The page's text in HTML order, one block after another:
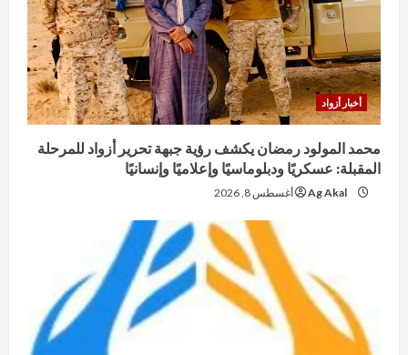
أخبار أزواد
محمد المولود رمضان يكشف رؤية جبهة تحرير أزواد للمرحلة
المقبلة: عسكريًا ودبلوماسيًا وإعلاميًا وإنسانيًا
Ag Akal أغسطس 8, 2026